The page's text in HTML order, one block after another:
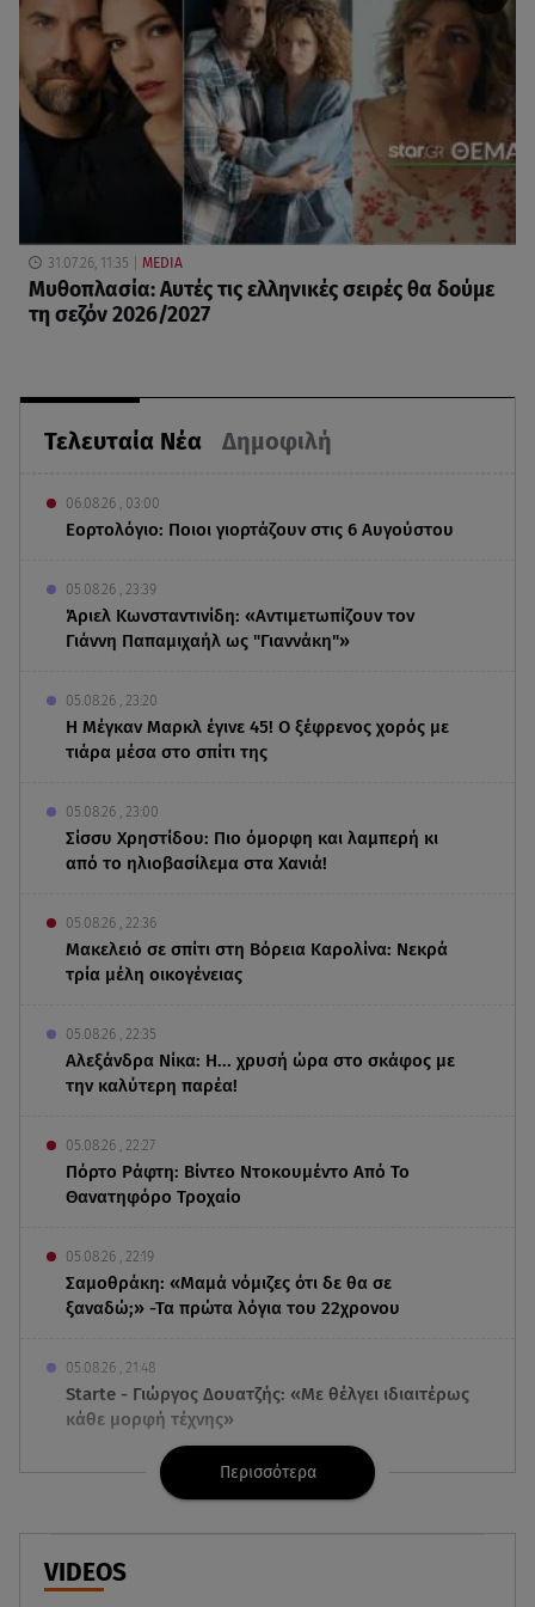
Τελευταία Νέα Δημοφιλή
06.08.26 , 03:00
Εορτολόγιο: Ποιοι γιορτάζουν στις 6 Αυγούστου
05.08.26 , 23:39
Άριελ Κωνσταντινίδη: «Αντιμετωπίζουν τον
Γιάννη Παπαμιχαήλ ως "Γιαννάκη"»
05.08.26 , 23:20
Η Μέγκαν Μαρκλ έγινε 45! Ο ξέφρενος χορός με
τιάρα μέσα στο σπίτι της
05.08.26 , 23:00
Σίσσυ Χρηστίδου: Πιο όμορφη και λαμπερή κι
από το ηλιοβασίλεμα στα Χανιά!
05.08.26 , 22:36
Μακελειό σε σπίτι στη Βόρεια Καρολίνα: Νεκρά
τρία μέλη οικογένειας
05.08.26 , 22:35
Αλεξάνδρα Νίκα: Η... χρυσή ώρα στο σκάφος με
την καλύτερη παρέα!
05.08.26 , 22:27
Πόρτο Ράφτη: Bίντεο Ντοκουμέντο Από Το
Θανατηφόρο Τροχαίο
05.08.26 , 22:19
Σαμοθράκη: «Μαμά νόμιζες ότι δε θα σε
ξαναδώ;» -Τα πρώτα λόγια του 22χρονου
05.08.26 , 21:48
Starte - Γιώργος Δουατζής: «Με θέλγει ιδιαιτέρως
κάθε μορφή τέχνης»
05.08.26 , 21:41
«Στην κόψη του ξυραφιού» οι συνομιλίες ΗΠΑ –
Ιράν
05.08.26 , 21:22
Περισσότερα
VIDEOS
31.07.26, 11:35 MEDIA
Μυθοπλασία: Αυτές τις ελληνικές σειρές θα δούμε
τη σεζόν 2026/2027